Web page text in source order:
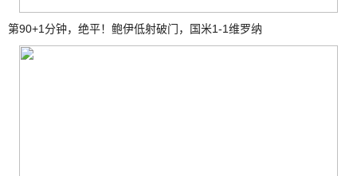
第90+1分钟，绝平！鲍伊低射破门，国米1-1维罗纳